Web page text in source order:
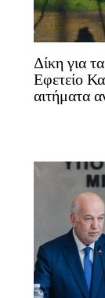
Δίκη για
Εφετείο
αιτήματα